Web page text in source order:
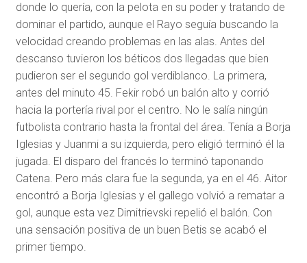
donde lo quería, con la pelota en su poder y tratando de
dominar el partido, aunque el Rayo seguía buscando la
velocidad creando problemas en las alas. Antes del
descanso tuvieron los béticos dos llegadas que bien
pudieron ser el segundo gol verdiblanco. La primera,
antes del minuto 45. Fekir robó un balón alto y corrió
hacia la portería rival por el centro. No le salía ningún
futbolista contrario hasta la frontal del área. Tenía a Borja
Iglesias y Juanmi a su izquierda, pero eligió terminó él la
jugada. El disparo del francés lo terminó taponando
Catena. Pero más clara fue la segunda, ya en el 46. Aitor
encontró a Borja Iglesias y el gallego volvió a rematar a
gol, aunque esta vez Dimitrievski repelió el balón. Con
una sensación positiva de un buen Betis se acabó el
primer tiempo.